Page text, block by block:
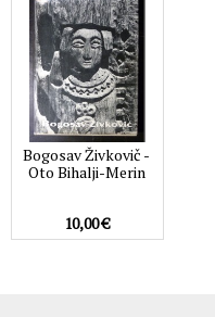
Bogosav Živkovič -
Oto Bihalji-Merin
10,00 €